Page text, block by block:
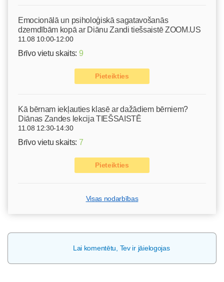
Emocionālā un psiholoģiskā sagatavošanās
dzemdībām kopā ar Diānu Zandi tiešsaistē ZOOM.US
11.08 10:00-12:00
Brīvo vietu skaits: 9
Pieteikties
Kā bērnam iekļauties klasē ar dažādiem bērniem?
Diānas Zandes lekcija TIEŠSAISTĒ
11.08 12:30-14:30
Brīvo vietu skaits: 7
Pieteikties
Visas nodarbības
Lai komentētu, Tev ir jāielogojas